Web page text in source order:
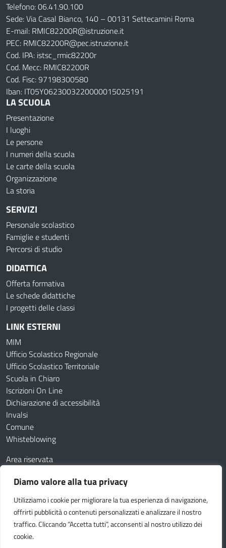
Diamo valore alla tua privacy
Utilizziamo i cookie per migliorare la tua esperienza di navigazione,
offrirti pubblicità o contenuti personalizzati e analizzare il nostro
traffico. Cliccando “Accetta tutti”, acconsenti al nostro utilizzo dei
cookie.
Telefono: 06.41.90.100
Sede: Via Casal Bianco, 140 – 00131 Settecamini Roma
E-mail: RMIC82200R@istruzione.it
PEC: RMIC82200R@pec.istruzione.it
Cod. IPA: istsc_rmic82200r
Cod. Mecc: RMIC82200R
Cod. Fisc: 97198300580
Iban: IT05Y0623003220000015025191
LA SCUOLA
Presentazione
I luoghi
Le persone
I numeri della scuola
Le carte della scuola
Organizzazione
La storia
SERVIZI
Personale scolastico
Famiglie e studenti
Percorsi di studio
DIDATTICA
Offerta formativa
Le schede didattiche
I progetti delle classi
LINK ESTERNI
MIM
Ufficio Scolastico Regionale
Ufficio Scolastico Territoriale
Scuola in Chiaro
Iscrizioni On Line
Dichiarazione di accessibilità
Invalsi
Comune
Whisteblowing
Area riservata
Amministrazione TrasparenteAlbo online
Dichiarazione di accessibilitàObiettivi di accessibilità
FeedbackNote legaliPrivacy PolicyCookie